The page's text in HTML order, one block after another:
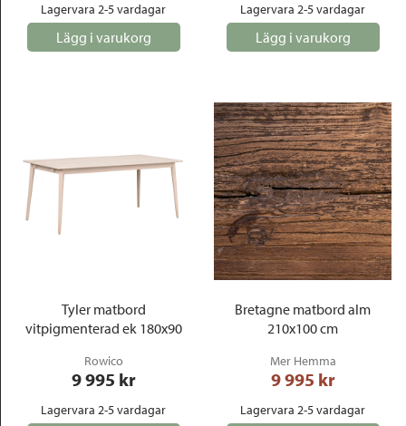
Lagervara 2-5 vardagar
Lägg i varukorg
Lagervara 2-5 vardagar
Lägg i varukorg
Tyler matbord
vitpigmenterad ek 180x90
Rowico
9 995 kr
Lagervara 2-5 vardagar
Bretagne matbord alm
210x100 cm
Mer Hemma
9 995 kr
Lagervara 2-5 vardagar